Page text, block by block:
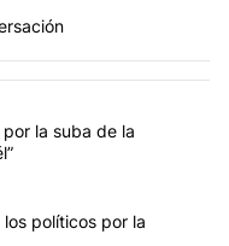
comentarios en los
apuntó contra Milei
la suba de la
Cuerva cuestionó
políticos por la